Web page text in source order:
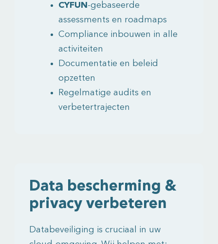
CYFUN -gebaseerde
assessments en roadmaps
Compliance inbouwen in alle
activiteiten
Documentatie en beleid
opzetten
Regelmatige audits en
verbetertrajecten
Data bescherming &
privacy verbeteren
Databeveiliging is cruciaal in uw